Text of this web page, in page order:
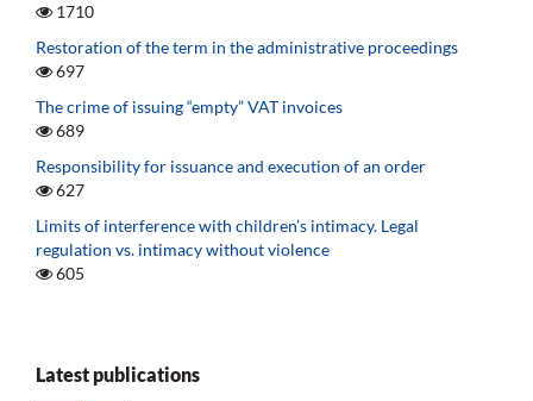
1710
Restoration of the term in the administrative proceedings
697
The crime of issuing “empty” VAT invoices
689
Responsibility for issuance and execution of an order
627
Limits of interference with children’s intimacy. Legal
regulation vs. intimacy without violence
605
Latest publications